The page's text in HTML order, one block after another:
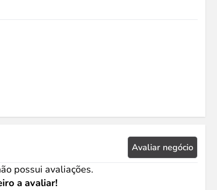
Avaliar negócio
possui avaliações.
a avaliar!